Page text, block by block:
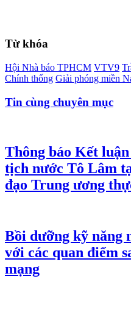
Từ khóa
Hội Nhà báo TPHCM VTV9
Chính thống Giải phóng miền
Tin cùng chuyên mục
Thông báo Kết
tịch nước Tô Lâm
đạo Trung ương
Bồi dưỡng kỹ năng
với các quan điểm
mạng